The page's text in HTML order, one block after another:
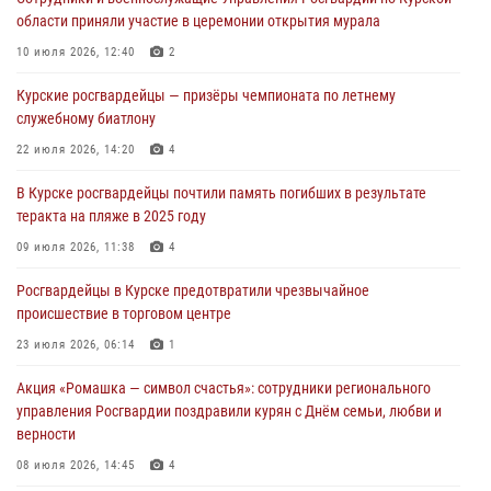
04 августа 2026, 07:00
В Курской области росгвардейцы за прошедшую неделю совершили
03 августа 2026, 09:46
За прошедшую неделю росгвардейцы Курской области проверили
30 июля 2026, 07:00
Курские росгвардейцы приняли участие в благодарственном
28 июля 2026, 13:17
области приняли участие в церемонии открытия мурала
10 июля 2026, 12:40 2
Курские росгвардейцы — призёры чемпионата по летнему
служебному биатлону
22 июля 2026, 14:20 4
В Курске росгвардейцы почтили память погибших в результате
теракта на пляже в 2025 году
09 июля 2026, 11:38 4
Росгвардейцы в Курске предотвратили чрезвычайное
происшествие в торговом центре
23 июля 2026, 06:14 1
Акция «Ромашка — символ счастья»: сотрудники регионального
управления Росгвардии поздравили курян с Днём семьи, любви и
верности
08 июля 2026, 14:45 4